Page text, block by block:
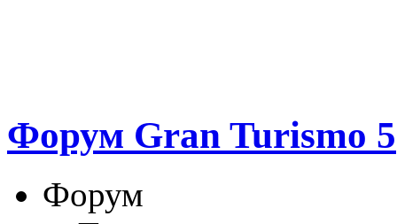
Форум Gran Turismo 5
Форум